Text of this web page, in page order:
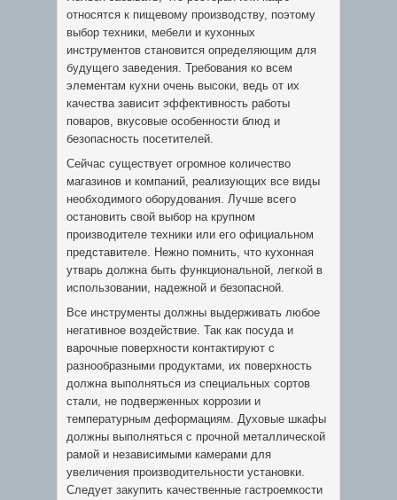
относятся к пищевому производству, поэтому
выбор техники, мебели и кухонных
инструментов становится определяющим для
будущего заведения. Требования ко всем
элементам кухни очень высоки, ведь от их
качества зависит эффективность работы
поваров, вкусовые особенности блюд и
безопасность посетителей.
Сейчас существует огромное количество
магазинов и компаний, реализующих все виды
необходимого оборудования. Лучше всего
остановить свой выбор на крупном
производителе техники или его официальном
представителе. Нежно помнить, что кухонная
утварь должна быть функциональной, легкой в
использовании, надежной и безопасной.
Все инструменты должны выдерживать любое
негативное воздействие. Так как посуда и
варочные поверхности контактируют с
разнообразными продуктами, их поверхность
должна выполняться из специальных сортов
стали, не подверженных коррозии и
температурным деформациям. Духовые шкафы
должны выполняться с прочной металлической
рамой и независимыми камерами для
увеличения производительности установки.
Следует закупить качественные гастроемкости